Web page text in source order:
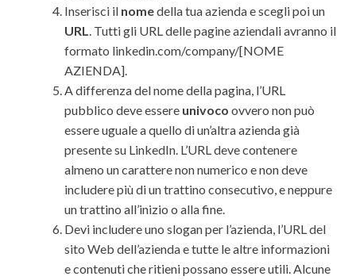
Inserisci il nomedella tua azienda e scegli poi un
URL. Tutti gli URL delle pagine aziendali avranno il
formato linkedin.com/company/[NOME
AZIENDA].
A differenza del nome della pagina, l’URL
pubblico deve essere univoco ovvero non può
essere uguale a quello di un’altra azienda già
presente su LinkedIn. L’URL deve contenere
almeno un carattere non numerico e non deve
includere più di un trattino consecutivo, e neppure
un trattino all’inizio o alla fine.
Devi includere uno slogan per l’azienda, l’URL del
sito Web dell’azienda e tutte le altre informazioni
e contenuti che ritieni possano essere utili. Alcune